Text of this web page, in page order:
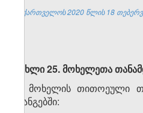
საქართველოს 2020 წლის 18
მუხლი 25. მოხელეთა
1. მოხელის თითოეული
რანგებში: